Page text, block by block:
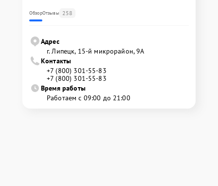
ОбзорОтзывы 258
Адрес
г. Липецк, 15-й микрорайон, 9А
Контакты
+7 (800) 301-55-83
+7 (800) 301-55-83
Время работы
Работаем с 09:00 до 21:00